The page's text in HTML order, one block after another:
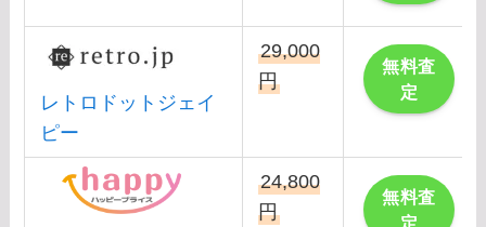
レトロドットジェイ
ピー
29,000
円
無料査
定
24,800
円
無料査
定